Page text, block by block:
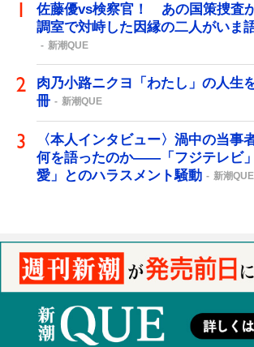
佐藤優vs検察官！ あの国策捜査
調室で対峙した因縁の二人がいま
新潮QUE
肉乃小路ニクヨ「わたし」の人生
冊
新潮QUE
〈本人インタビュー〉渦中の当事
何を語ったのか――「フジテレビ
愛」とのハラスメント騒動
新潮QUE